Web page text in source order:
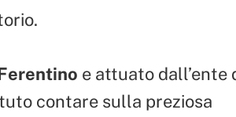
e attuato dall’ente
contare sulla preziosa